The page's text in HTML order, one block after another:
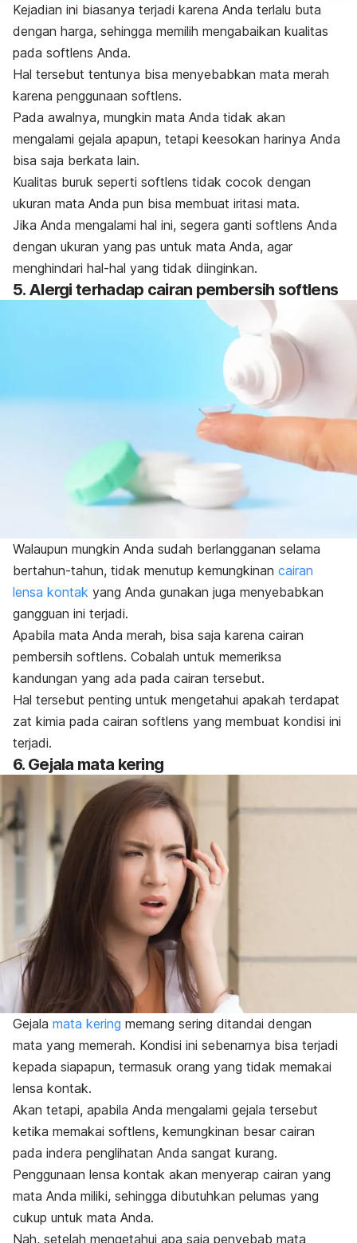
Kejadian ini biasanya terjadi karena Anda terlalu buta
dengan harga, sehingga memilih mengabaikan kualitas
pada softlens Anda.
Hal tersebut tentunya bisa menyebabkan mata merah
karena penggunaan softlens.
Pada awalnya, mungkin mata Anda tidak akan
mengalami gejala apapun, tetapi keesokan harinya Anda
bisa saja berkata lain.
Kualitas buruk seperti softlens tidak cocok dengan
ukuran mata Anda pun bisa membuat iritasi mata.
Jika Anda mengalami hal ini, segera ganti softlens Anda
dengan ukuran yang pas untuk mata Anda, agar
menghindari hal-hal yang tidak diinginkan.
5. Alergi terhadap cairan pembersih softlens
Walaupun mungkin Anda sudah berlangganan selama
bertahun-tahun, tidak menutup kemungkinan cairan
lensa kontak yang Anda gunakan juga menyebabkan
gangguan ini terjadi.
Apabila mata Anda merah, bisa saja karena cairan
pembersih softlens. Cobalah untuk memeriksa
kandungan yang ada pada cairan tersebut.
Hal tersebut penting untuk mengetahui apakah terdapat
zat kimia pada cairan softlens yang membuat kondisi ini
terjadi.
6. Gejala mata kering
Gejala mata kering memang sering ditandai dengan
mata yang memerah. Kondisi ini sebenarnya bisa terjadi
kepada siapapun, termasuk orang yang tidak memakai
lensa kontak.
Akan tetapi, apabila Anda mengalami gejala tersebut
ketika memakai softlens, kemungkinan besar cairan
pada indera penglihatan Anda sangat kurang.
Penggunaan lensa kontak akan menyerap cairan yang
mata Anda miliki, sehingga dibutuhkan pelumas yang
cukup untuk mata Anda.
Nah, setelah mengetahui apa saja penyebab mata